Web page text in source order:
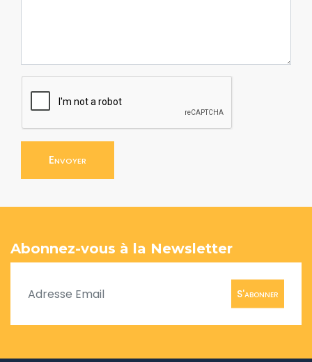
Envoyer
Abonnez-vous à la Newsletter
S'abonner